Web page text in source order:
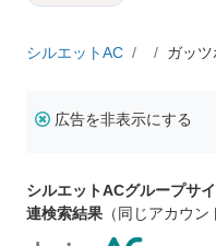
シルエットAC ガッ
広告を非表示にする
シルエットACグループサ
連検索結果 （同じアカウ